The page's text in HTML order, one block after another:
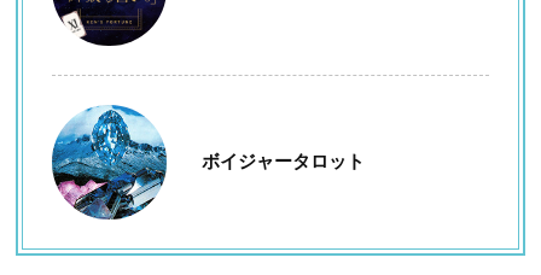
ボイジャータロット